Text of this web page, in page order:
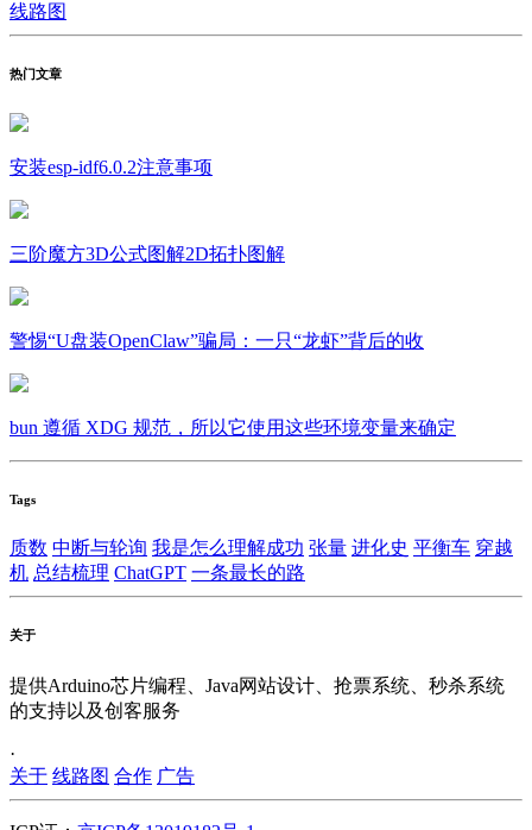
线路图
热门文章
安装esp-idf6.0.2注意事项
三阶魔方3D公式图解2D拓扑图解
警惕“U盘装OpenClaw”骗局：一只“龙虾”背后的收
bun 遵循 XDG 规范，所以它使用这些环境变量来确定
Tags
质数 中断与轮询 我是怎么理解成功 张量 进化史 平衡车 穿越
机 总结梳理 ChatGPT 一条最长的路
关于
提供Arduino芯片编程、Java网站设计、抢票系统、秒杀系统
的支持以及创客服务
·
关于 线路图 合作 广告